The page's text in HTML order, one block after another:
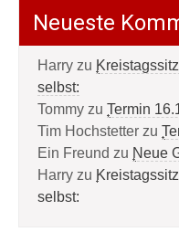
Neueste
Harry zu
selbst:
Tommy zu Termin
Tim Hochstetter zu
Ein Freund zu Neue
Harry zu
selbst: